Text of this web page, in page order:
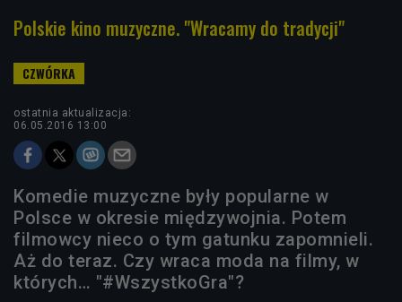
Polskie kino muzyczne. "Wracamy do tradycji"
ostatnia aktualizacja:
06.05.2016 13:00
Komedie muzyczne były popularne w
Polsce w okresie międzywojnia. Potem
filmowcy nieco o tym gatunku zapomnieli.
Aż do teraz. Czy wraca moda na filmy, w
których… "#WszystkoGra"?